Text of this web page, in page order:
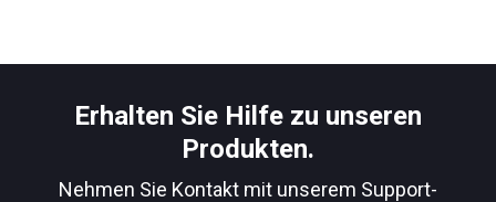
Erhalten Sie Hilfe zu unseren
Produkten.
Nehmen Sie Kontakt mit unserem Support-